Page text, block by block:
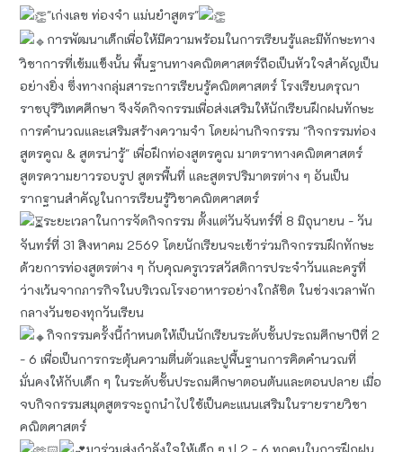
"เก่งเลข ท่องจำ แม่นยำสูตร"
การพัฒนาเด็กเพื่อให้มีความพร้อมในการเรียนรู้และมีทักษะทาง
วิชาการที่เข้มแข็งนั้น พื้นฐานทางคณิตศาสตร์ถือเป็นหัวใจสำคัญเป็น
อย่างยิ่ง ซึ่งทางกลุ่มสาระการเรียนรู้คณิตศาสตร์ โรงเรียนดรุณา
ราชบุรีวิเทศศึกษา จึงจัดกิจกรรมเพื่อส่งเสริมให้นักเรียนฝึกฝนทักษะ
การคำนวณและเสริมสร้างความจำ โดยผ่านกิจกรรม "กิจกรรมท่อง
สูตรคูณ & สูตรน่ารู้" เพื่อฝึกท่องสูตรคูณ มาตราทางคณิตศาสตร์
สูตรความยาวรอบรูป สูตรพื้นที่ และสูตรปริมาตรต่าง ๆ อันเป็น
รากฐานสำคัญในการเรียนรู้วิชาคณิตศาสตร์
ระยะเวลาในการจัดกิจกรรม ตั้งแต่วันจันทร์ที่ 8 มิถุนายน - วัน
จันทร์ที่ 31 สิงหาคม 2569 โดยนักเรียนจะเข้าร่วมกิจกรรมฝึกทักษะ
ด้วยการท่องสูตรต่าง ๆ กับคุณครูเวรสวัสดิการประจำวันและครูที่
ว่างเว้นจากภารกิจในบริเวณโรงอาหารอย่างใกล้ชิด ในช่วงเวลาพัก
กลางวันของทุกวันเรียน
กิจกรรมครั้งนี้กําหนดให้เป็นนักเรียนระดับชั้นประถมศึกษาปีที่ 2
- 6 เพื่อเป็นการกระตุ้นความตื่นตัวและปูพื้นฐานการคิดคำนวณที่
มั่นคงให้กับเด็ก ๆ ในระดับชั้นประถมศึกษาตอนต้นและตอนปลาย เมื่อ
จบกิจกรรมสมุดสูตรจะถูกนำไปใช้เป็นคะแนนเสริมในรายรายวิชา
คณิตศาสตร์
มาร่วมส่งกำลังใจให้เด็ก ๆ ป.2 - 6 ทุกคนในการฝึกฝน